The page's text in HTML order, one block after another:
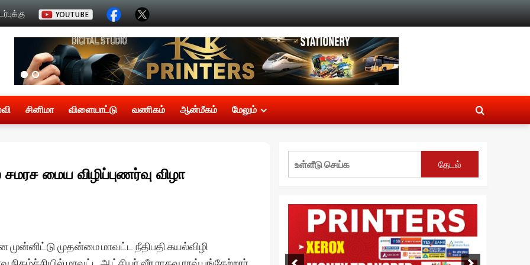
சினிமா விளையாட்டு வணிகம் ஆன்மீகம் மேலும்
மைய விழிப்புணர்வு விழா
முதன்மை மாவட்ட நீதிபதி கயல்விழி
தேடல்